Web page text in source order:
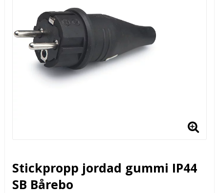
Stickpropp jordad gummi IP44
SB Bårebo